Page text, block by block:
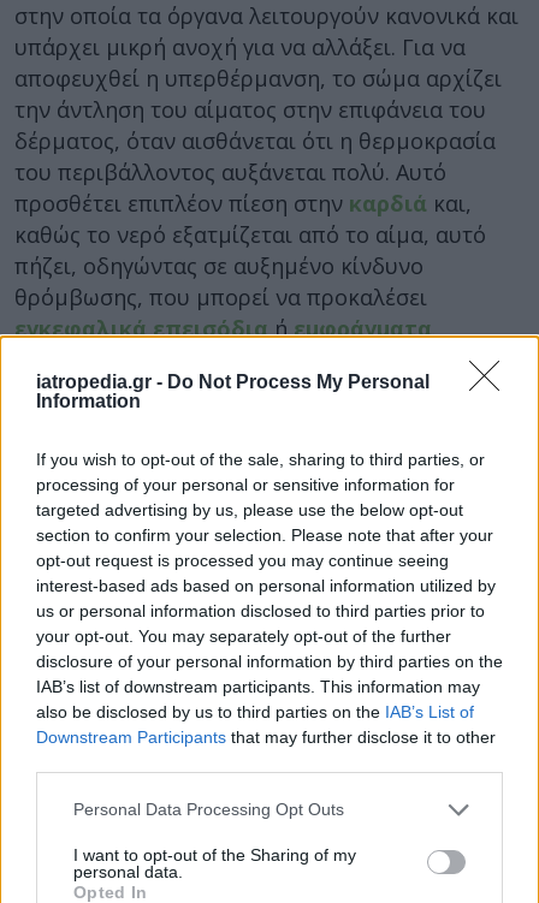
iatropedia.gr - Do Not Process My Personal
Information
If you wish to opt-out of the sale, sharing to third parties, or
processing of your personal or sensitive information for
targeted advertising by us, please use the below opt-out
section to confirm your selection. Please note that after your
opt-out request is processed you may continue seeing
interest-based ads based on personal information utilized by
us or personal information disclosed to third parties prior to
your opt-out. You may separately opt-out of the further
disclosure of your personal information by third parties on the
IAB’s list of downstream participants. This information may
also be disclosed by us to third parties on the IAB’s List of
Downstream Participants that may further disclose it to other
Personal Data Processing Opt Outs
I want to opt-out of the Sharing of my
personal data.
Opted In
στην οποία τα όργανα λειτουργούν κανονικά και
υπάρχει μικρή ανοχή για να αλλάξει. Για να
αποφευχθεί η υπερθέρμανση, το σώμα αρχίζει
την άντληση του αίματος στην επιφάνεια του
δέρματος, όταν αισθάνεται ότι η θερμοκρασία
του περιβάλλοντος αυξάνεται πολύ. Αυτό
προσθέτει επιπλέον πίεση στην καρδιά και,
καθώς το νερό εξατμίζεται από το αίμα, αυτό
πήζει, οδηγώντας σε αυξημένο κίνδυνο
θρόμβωσης, που μπορεί να προκαλέσει
εγκεφαλικά επεισόδιαήεμφράγματα.
Εάν η θερμοκρασία του πυρήνα συνεχίζει να
αυξάνεται, οι μύες σταματούν να λειτουργούν
αλάτων που χάνονται μέσω του ιδρώτα. Τελικά,
όταν ο εγκέφαλος φθάνει στους 38,5°C, το σώμα
υποφέρει απόθερμοπληξία. Αν η θερμοκρασία
δεν μειωθεί γρήγορα σε αυτό το στάδιο, υπάρχει
κίνδυνος θανάτου.
Τα προβλήματα της θερμικής καταπόνησης στο
σώμα γίνονται ολοένα και πιο σοβαρά με την
ηλικία. Όσο μεγαλύτερης ηλικίας είναι ένα
άτομο, τόσο λιγότερο αποτελεσματική είναι η
δυνατότητα του οργανισμού του να ρυθμίσει
την θερμοκρασία του σώματός του.
https://www.theguardian.com